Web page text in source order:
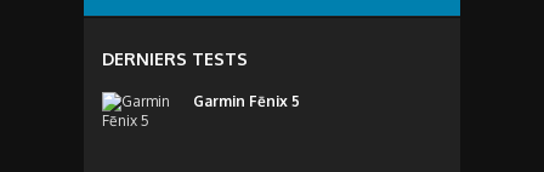
DERNIERS TESTS
Garmin Fēnix 5